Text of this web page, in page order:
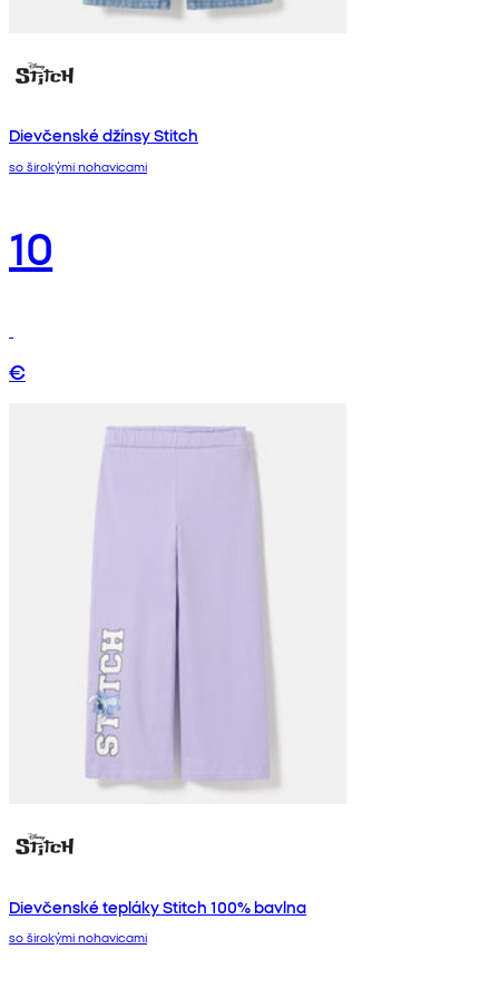
Dievčenské džínsy Stitch
so širokými nohavicami
10
€
Dievčenské tepláky Stitch 100% bavlna
so širokými nohavicami